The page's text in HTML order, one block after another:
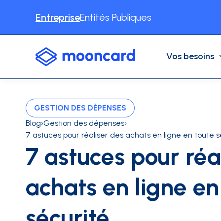
EntrepriseEntités Publiques
Vos besoins
VOS BESOINS
Dépenses Professionnelles
Déplacements professionnels
INDUSTRIES BTP Consulting
NOS SOLUTIONS
Automatisation comptable
Facturation électronique
CAS D'USAGE
Notes de frais
Autres cas d'usages
CONTENU Partenaires
Livre blancs / Études
GESTION DES DÉPENSES
Blog›Gestion des dépenses›
7 astuces pour réaliser des achats en ligne en toute
7 astuces pour
achats en ligne